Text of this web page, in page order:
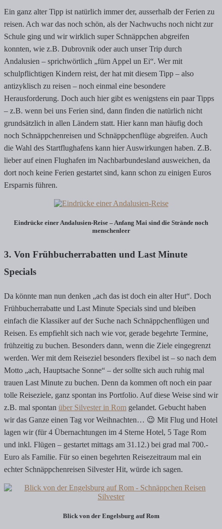
Ein ganz alter Tipp ist natürlich immer der, ausserhalb der Ferien zu
reisen. Ach war das noch schön, als der Nachwuchs noch nicht zur
Schule ging und wir wirklich super Schnäppchen abgreifen
konnten, wie z.B. Dubrovnik oder auch unser Trip durch
Andalusien – sprichwörtlich „fürn Appel un Ei“. Wer mit
schulpflichtigen Kindern reist, der hat mit diesem Tipp – also
antizyklisch zu reisen – noch einmal eine besondere
Herausforderung. Doch auch hier gibt es wenigstens ein paar Tipps
– z.B. wenn bei uns Ferien sind, dann finden die natürlich nicht
grundsätzlich in allen Ländern statt. Hier kann man häufig doch
noch Schnäppchenreisen und Schnäppchenflüge abgreifen. Auch
die Wahl des Startflughafens kann hier Auswirkungen haben. Z.B.
lieber auf einen Flughafen im Nachbarbundesland ausweichen, da
dort noch keine Ferien gestartet sind, kann schon zu einigen Euros
Ersparnis führen.
Eindrücke einer Andalusien-Reise – Anfang Mai sind die Strände noch
menschenleer
3. Von Frühbucherrabatten und Last Minute
Specials
Da könnte man nun denken „ach das ist doch ein alter Hut“. Doch
Frühbucherrabatte und Last Minute Specials sind und bleiben
einfach die Klassiker auf der Suche nach Schnäppchenflügen und
Reisen. Es empfiehlt sich nach wie vor, gerade begehrte Termine,
frühzeitig zu buchen. Besonders dann, wenn die Ziele eingegrenzt
werden. Wer mit dem Reiseziel besonders flexibel ist – so nach dem
Motto „ach, Hauptsache Sonne“ – der sollte sich auch ruhig mal
trauen Last Minute zu buchen. Denn da kommen oft noch ein paar
tolle Reiseziele, ganz spontan ins Portfolio. Auf diese Weise sind wir
z.B. mal spontan über Silvester in Rom gelandet. Gebucht haben
wir das Ganze einen Tag vor Weihnachten… 😉 Mit Flug und Hotel
lagen wir (für 4 Übernachtungen im 4 Sterne Hotel, 5 Tage Rom
und inkl. Flügen – gestartet mittags am 31.12.) bei grad mal 700.-
Euro als Familie. Für so einen begehrten Reisezeitraum mal ein
echter Schnäppchenreisen Silvester Hit, würde ich sagen.
Blick von der Engelsburg auf Rom